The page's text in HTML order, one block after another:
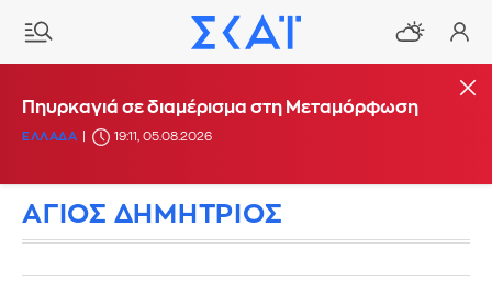
Πηυρκαγιά σε διαμέρισμα στη Μεταμόρφωση
ΕΛΛΑΔΑ 19:11, 05.08.2026
ΑΓΙΟΣ ΔΗΜΗΤΡΙΟΣ